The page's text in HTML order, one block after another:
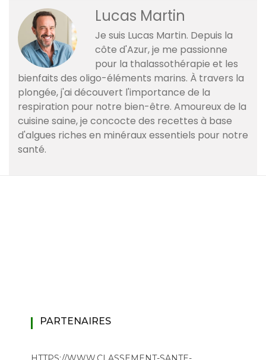
Lucas Martin
Je suis Lucas Martin. Depuis la
côte d'Azur, je me passionne
pour la thalassothérapie et les
bienfaits des oligo-éléments marins. À travers la
plongée, j'ai découvert l'importance de la
respiration pour notre bien-être. Amoureux de la
cuisine saine, je concocte des recettes à base
d'algues riches en minéraux essentiels pour notre
santé.
PARTENAIRES